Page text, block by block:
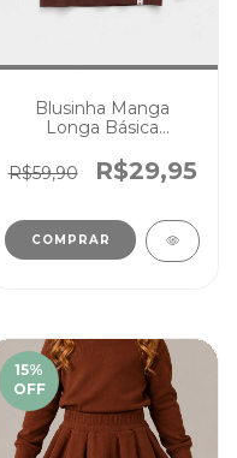
Blusinha Manga
Longa Básica
Infantil Menina
Menino
R$59,90 R$29,95
COMPRAR
15%
OFF